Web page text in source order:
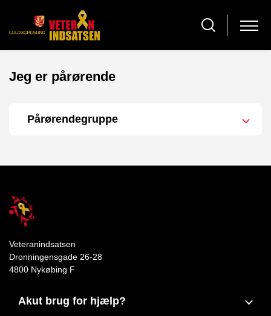
Jeg er pårørende
Pårørendegruppe
Veteranindsatsen
Dronningensgade 26-28
4800 Nykøbing F
Akut brug for hjælp?